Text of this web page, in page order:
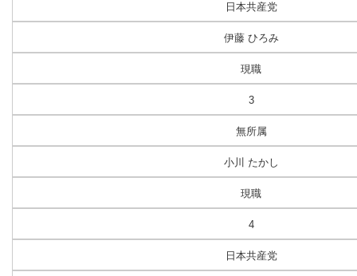
日本共産党
伊藤 ひろみ
現職
3
無所属
小川 たかし
現職
4
日本共産党